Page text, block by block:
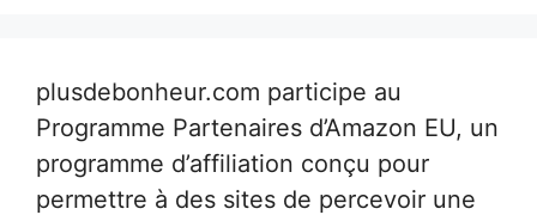
plusdebonheur.com participe au
Programme Partenaires d’Amazon EU, un
programme d’affiliation conçu pour
permettre à des sites de percevoir une